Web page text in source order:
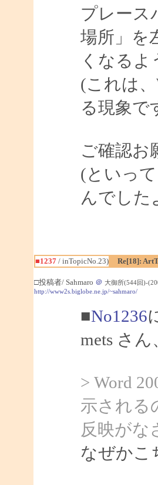
プレース
場所」を
くなるよ
(これは
る現象で
ご確認お
(といっ
んでした
■1237/ inTopicNo.23) Re[18]:
□投稿者/ Sahmaro ＠ 大御所(544回)-
http://www2s.biglobe.ne.jp/~sahmaro/
■No1236
mets さ
> Word
示される
反映がな
なぜかこ